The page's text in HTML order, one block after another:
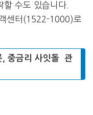
할 수도 있습니다.
센터(1522-1000)로
, 중금리 사잇돌 관